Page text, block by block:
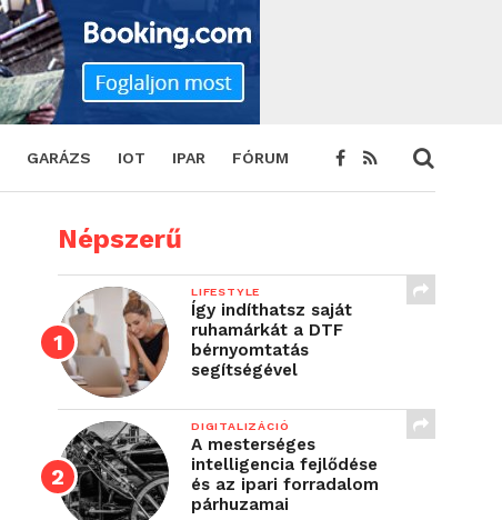
GARÁZS IOT IPAR FÓRUM
Népszerű
LIFESTYLE
Így indíthatsz saját
ruhamárkát a DTF
bérnyomtatás
segítségével
DIGITALIZÁCIÓ
A mesterséges
intelligencia fejlődése
és az ipari forradalom
párhuzamai